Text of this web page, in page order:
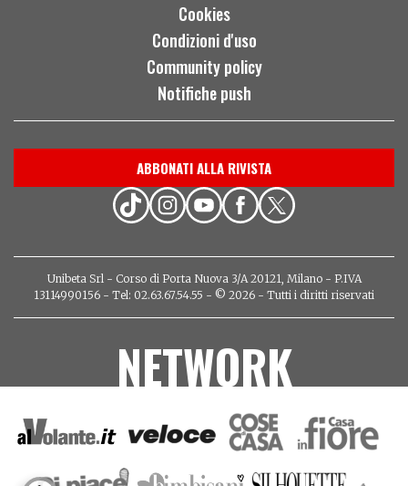
Cookies
Condizioni d'uso
Community policy
Notifiche push
ABBONATI ALLA RIVISTA
Unibeta Srl - Corso di Porta Nuova 3/A 20121, Milano - P.IVA
13114990156 - Tel: 02.63.67.54.55 - © 2026 - Tutti i diritti riservati
NETWORK